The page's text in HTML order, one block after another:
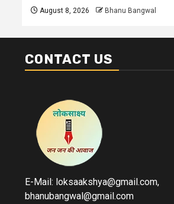
August 8, 2026 Bhanu Bangwal
CONTACT US
E-Mail: loksaakshya@gmail.com,
bhanubangwal@gmail.com